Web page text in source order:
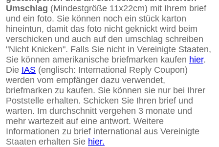
Umschlag (Mindestgröße 11x22cm) mit Ihrem brief
und ein foto. Sie können noch ein stück karton
hineintun, damit das foto nicht geknickt wird beim
verschicken und auch auf den umschlag schreiben
"Nicht Knicken". Falls Sie nicht in Vereinigte Staaten,
Sie können amerikanische briefmarken kaufen hier.
Die IAS (englisch: International Reply Coupon)
werden vom empfänger dazu verwendet,
briefmarken zu kaufen. Sie können sie nur bei Ihrer
Poststelle erhalten. Schicken Sie Ihren brief und
warten. Im durchschnitt vergehen 3 monate und
mehr wartezeit auf eine antwort. Weitere
Informationen zu brief international aus Vereinigte
Staaten erhalten Sie hier.